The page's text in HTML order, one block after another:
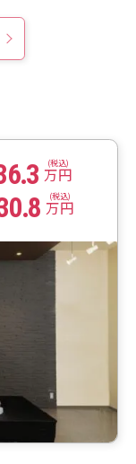
(税込)
万円
(税込)
万円